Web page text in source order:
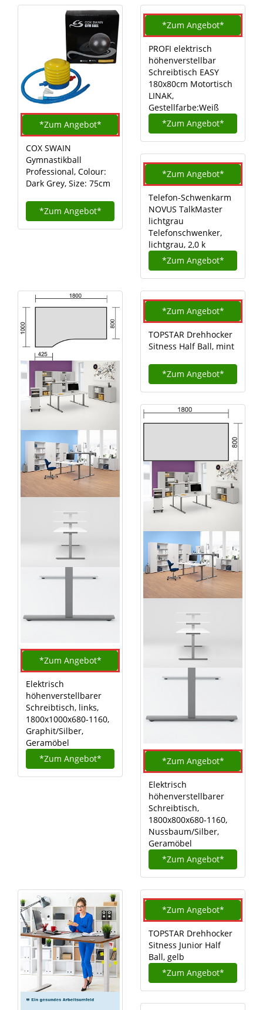
*Zum Angebot*
COX SWAIN
Gymnastikball
Professional, Colour:
Dark Grey, Size: 75cm
*Zum Angebot*
*Zum Angebot*
PROFI elektrisch
höhenverstellbar
Schreibtisch EASY
180x80cm Motortisch
LINAK,
Gestellfarbe:Weiß
*Zum Angebot*
*Zum Angebot*
Telefon-Schwenkarm
NOVUS TalkMaster
lichtgrau
Telefonschwenker,
lichtgrau, 2,0 k
*Zum Angebot*
*Zum Angebot*
Elektrisch
höhenverstellbarer
Schreibtisch, links,
1800x1000x680-1160,
Graphit/Silber,
Geramöbel
*Zum Angebot*
*Zum Angebot*
TOPSTAR Drehhocker
Sitness Half Ball, mint
*Zum Angebot*
*Zum Angebot*
Elektrisch
höhenverstellbarer
Schreibtisch,
1800x800x680-1160,
Nussbaum/Silber,
Geramöbel
*Zum Angebot*
*Zum Angebot*
TOPSTAR Drehhocker
Sitness Junior Half
Ball, gelb
*Zum Angebot*